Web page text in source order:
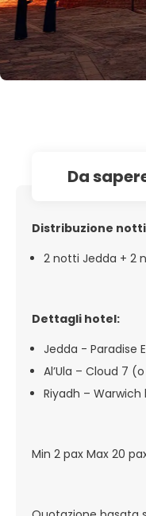
da
Distribuzione
2 notti Jedda + 2
Dettagli hotel:
Jedda -
Al’Ula – Cloud 7
Riyadh –
Min 2 pax Max 20